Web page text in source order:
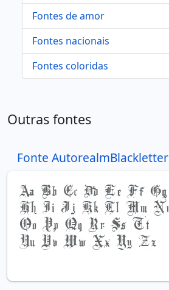
Fontes de amor
Fontes nacionais
Fontes coloridas
Outras fontes
Fonte AutorealmBlackletter